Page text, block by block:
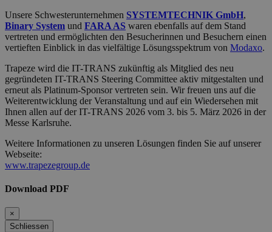
Unsere Schwesterunternehmen SYSTEMTECHNIK GmbH,
Binary System und FARA AS waren ebenfalls auf dem Stand
vertreten und ermöglichten den Besucherinnen und Besuchern einen
vertieften Einblick in das vielfältige Lösungsspektrum von Modaxo.
Trapeze wird die IT-TRANS zukünftig als Mitglied des neu
gegründeten IT-TRANS Steering Committee aktiv mitgestalten und
erneut als Platinum-Sponsor vertreten sein. Wir freuen uns auf die
Weiterentwicklung der Veranstaltung und auf ein Wiedersehen mit
Ihnen allen auf der IT-TRANS 2026 vom 3. bis 5. März 2026 in der
Messe Karlsruhe.
Weitere Informationen zu unseren Lösungen finden Sie auf unserer
Webseite:
www.trapezegroup.de
Download PDF
×
Schliessen